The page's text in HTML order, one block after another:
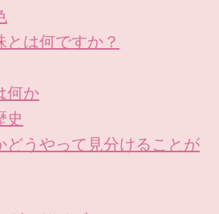
は何ですか？
何か
史
どうやって見分けることが